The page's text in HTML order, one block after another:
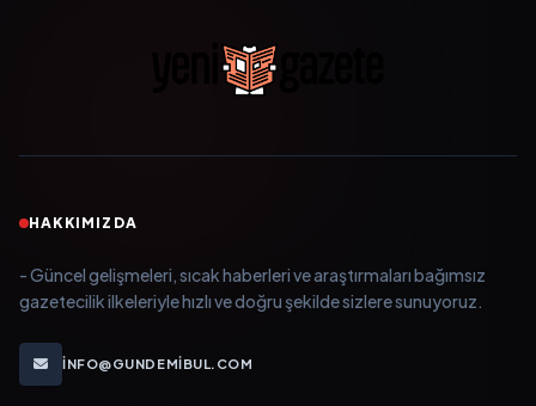
HAKKIMIZDA
- Güncel gelişmeleri, sıcak haberleri ve araştırmaları bağımsız
gazetecilik ilkeleriyle hızlı ve doğru şekilde sizlere sunuyoruz.
INFO@GUNDEMIBUL.COM